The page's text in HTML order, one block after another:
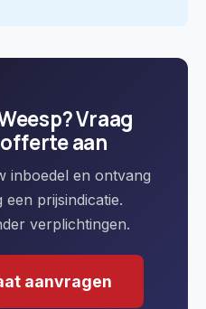
Vraag
aan
inboedel en ontvang
prijsindicatie.
verplichtingen.
aanvragen